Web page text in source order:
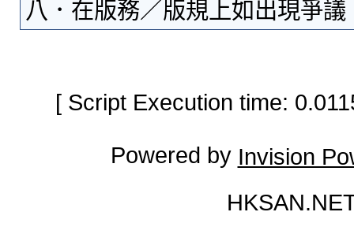
八．在版務／版規上如出現爭
[ Script Execution time:
Powered by Invision